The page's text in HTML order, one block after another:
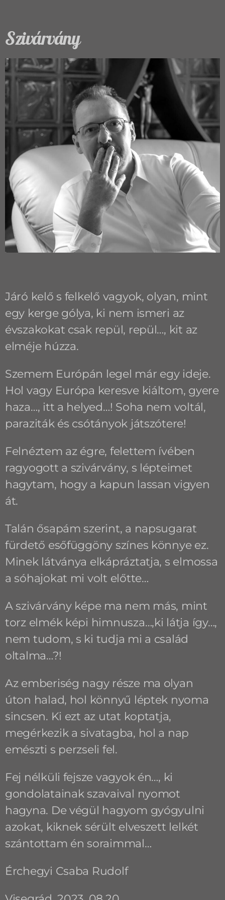
Szivárvány
Járó kelő s felkelő vagyok, olyan, mint
egy kerge gólya, ki nem ismeri az
évszakokat csak repül, repül…, kit az
elméje húzza.
Szemem Európán legel már egy ideje.
Hol vagy Európa keresve kiáltom, gyere
haza…, itt a helyed…! Soha nem voltál,
paraziták és csótányok játszótere!
Felnéztem az égre, felettem ívében
ragyogott a szivárvány, s lépteimet
hagytam, hogy a kapun lassan vigyen
át.
Talán ősapám szerint, a napsugarat
fürdető esőfüggöny színes könnye ez.
Minek látványa elkápráztatja, s elmossa
a sóhajokat mi volt előtte…
A szivárvány képe ma nem más, mint
torz elmék képi himnusza…,ki látja így…,
nem tudom, s ki tudja mi a család
oltalma…?!
Az emberiség nagy része ma olyan
úton halad, hol könnyű léptek nyoma
sincsen. Ki ezt az utat koptatja,
megérkezik a sivatagba, hol a nap
emészti s perzseli fel.
Fej nélküli fejsze vagyok én…, ki
gondolatainak szavaival nyomot
hagyna. De végül hagyom gyógyulni
azokat, kiknek sérült elveszett lelkét
szántottam én soraimmal…
Érchegyi Csaba Rudolf